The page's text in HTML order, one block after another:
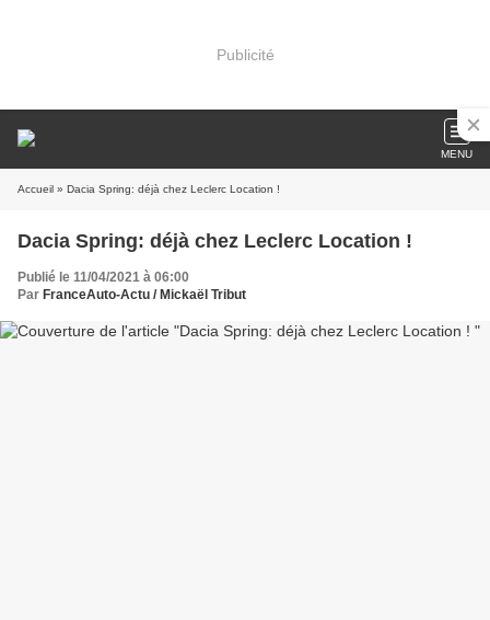
Publicité
MENU
Accueil » Dacia Spring: déjà chez Leclerc Location !
Dacia Spring: déjà chez Leclerc Location !
Publié le 11/04/2021 à 06:00
Par FranceAuto-Actu / Mickaël Tribut